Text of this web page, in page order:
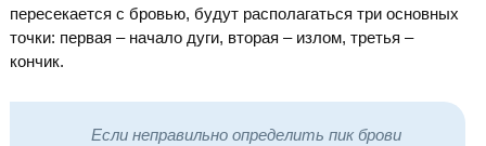
пересекается с бровью, будут располагаться три основных
точки: первая – начало дуги, вторая – излом, третья –
кончик.
Если неправильно определить пик брови